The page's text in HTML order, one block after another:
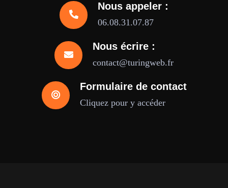
Nous appeler :
06.08.31.07.87
Nous écrire :
contact@turingweb.fr
Formulaire de contact
Cliquez pour y accéder